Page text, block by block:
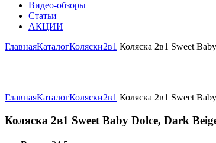
Видео-обзоры
Статьи
АКЦИИ
ГлавнаяКаталогКоляски2в1 Коляска 2в1 Sweet
ГлавнаяКаталогКоляски2в1 Коляска 2в1 Sweet
Коляска 2в1 Sweet Baby Dolce, Dark